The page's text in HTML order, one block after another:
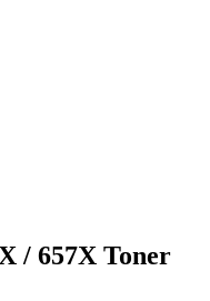
/ 657X Toner